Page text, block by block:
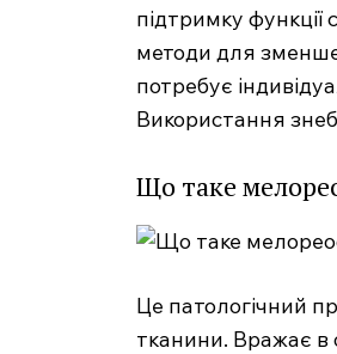
підтримку
методи для
потребує
Використання
Що таке
Це патологічний
тканини. Вражає в